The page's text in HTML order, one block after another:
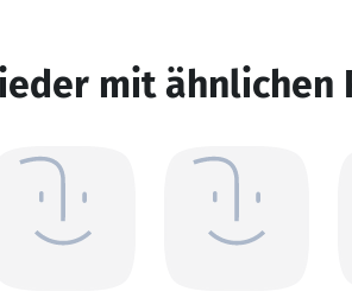
mit ähnlichen